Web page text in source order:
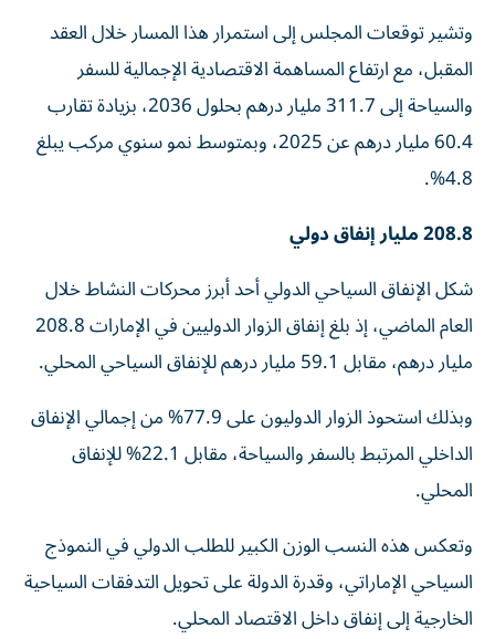
وتشير توقعات المجلس إلى استمرار هذا المسار خلال العقد
المقبل، مع ارتفاع المساهمة الاقتصادية الإجمالية للسفر
والسياحة إلى 311.7 مليار درهم بحلول 2036، بزيادة تقارب
60.4 مليار درهم عن 2025، وبمتوسط نمو سنوي مركب يبلغ
4.8%.
208.8 مليار إنفاق دولي
شكل الإنفاق السياحي الدولي أحد أبرز محركات النشاط خلال
العام الماضي، إذ بلغ إنفاق الزوار الدوليين في الإمارات 208.8
مليار درهم، مقابل 59.1 مليار درهم للإنفاق السياحي المحلي.
وبذلك استحوذ الزوار الدوليون على 77.9% من إجمالي الإنفاق
الداخلي المرتبط بالسفر والسياحة، مقابل 22.1% للإنفاق
المحلي.
وتعكس هذه النسب الوزن الكبير للطلب الدولي في النموذج
السياحي الإماراتي، وقدرة الدولة على تحويل التدفقات السياحية
الخارجية إلى إنفاق داخل الاقتصاد المحلي.